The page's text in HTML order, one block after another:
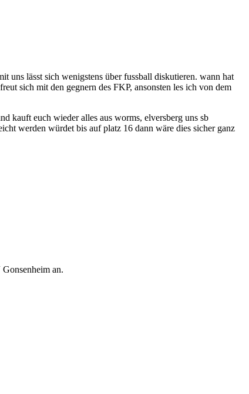
uns lässt sich wenigstens über fussball diskutieren. wann hat
sich mit den gegnern des FKP, ansonsten les ich von dem
kauft euch wieder alles aus worms, elversberg uns sb
werden würdet bis auf platz 16 dann wäre dies sicher ganz
an.